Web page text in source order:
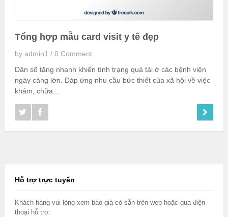
Tổng hợp mẫu card visit y tế đẹp
by admin1 / 0 Comment
Dân số tăng nhanh khiến tình trạng quá tải ở các bệnh viện
ngày càng lớn. Đáp ứng nhu cầu bức thiết của xã hội về việc
khám, chữa...
Hỗ trợ trực tuyến
Khách hàng vui lòng xem báo giá có sẵn trên web hoặc qua điện
thoại hỗ trợ: